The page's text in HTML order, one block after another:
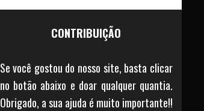
CONTRIBUIÇÃO
Se você gostou do nosso site, basta clicar
no botão abaixo e doar qualquer quantia.
Obrigado, a sua ajuda é muito importante!!